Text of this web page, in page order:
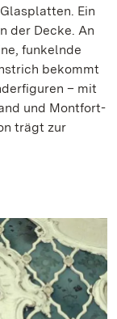
Ein
der Decke. An
funkelnde
bekommt
– mit
und Montfort-
trägt zur